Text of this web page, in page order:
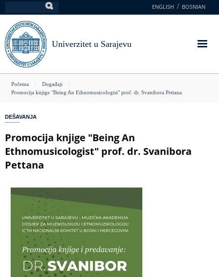
na
glavni
sadržaj
ENGLISH BOSNIAN
Univerzitet u Sarajevu
You
here
Početna
Događaji
Promocija knjige "Being An Ethnomusicologist" prof. dr. Svanibora Pettana
DEŠAVANJA
Promocija knjige "Being An
Ethnomusicologist" prof. dr. Svanibora
Pettana